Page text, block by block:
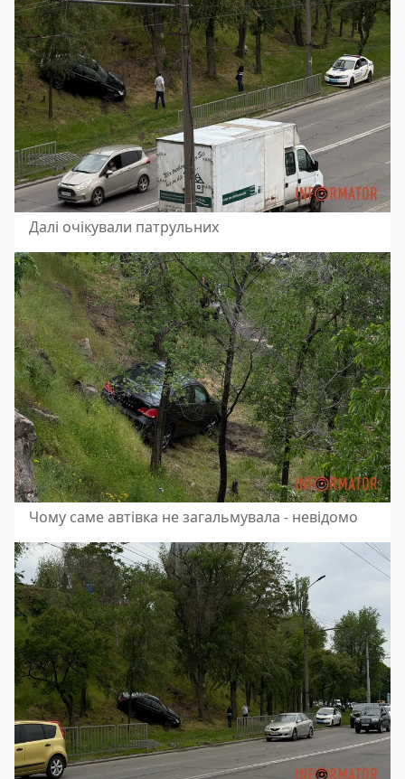
Далі очікували патрульних
Чому саме автівка не загальмувала - невідомо